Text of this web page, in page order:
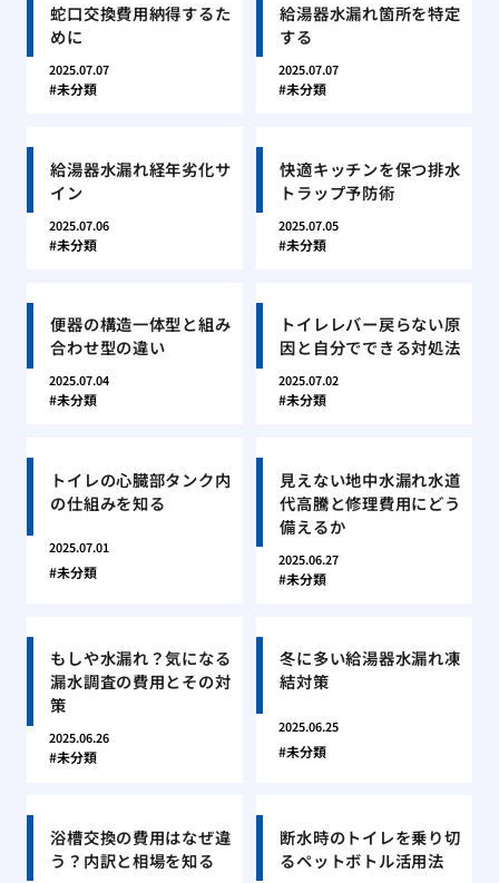
蛇口交換費用納得するた
めに
2025.07.07
未分類
給湯器水漏れ箇所を特定
する
2025.07.07
未分類
給湯器水漏れ経年劣化サ
イン
2025.07.06
未分類
快適キッチンを保つ排水
トラップ予防術
2025.07.05
未分類
便器の構造一体型と組み
合わせ型の違い
2025.07.04
未分類
トイレレバー戻らない原
因と自分でできる対処法
2025.07.02
未分類
トイレの心臓部タンク内
の仕組みを知る
2025.07.01
未分類
見えない地中水漏れ水道
代高騰と修理費用にどう
備えるか
2025.06.27
未分類
もしや水漏れ？気になる
漏水調査の費用とその対
策
2025.06.26
未分類
冬に多い給湯器水漏れ凍
結対策
2025.06.25
未分類
浴槽交換の費用はなぜ違
う？内訳と相場を知る
断水時のトイレを乗り切
るペットボトル活用法